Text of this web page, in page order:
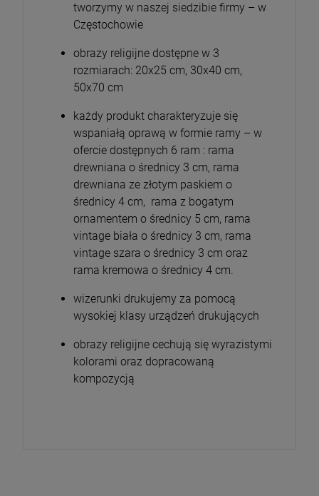
tworzymy w naszej siedzibie firmy – w
Częstochowie
obrazy religijne dostępne w 3
rozmiarach: 20x25 cm, 30x40 cm,
50x70 cm
każdy produkt charakteryzuje się
wspaniałą oprawą w formie ramy – w
ofercie dostępnych 6 ram : rama
drewniana o średnicy 3 cm, rama
drewniana ze złotym paskiem o
średnicy 4 cm, rama z bogatym
ornamentem o średnicy 5 cm, rama
vintage biała o średnicy 3 cm, rama
vintage szara o średnicy 3 cm oraz
rama kremowa o średnicy 4 cm.
wizerunki drukujemy za pomocą
wysokiej klasy urządzeń drukujących
obrazy religijne cechują się wyrazistymi
kolorami oraz dopracowaną
kompozycją